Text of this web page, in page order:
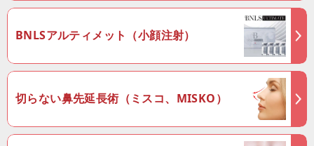
BNLSアルティメット（小顔注射）
切らない鼻先延長術（ミスコ、MISKO）